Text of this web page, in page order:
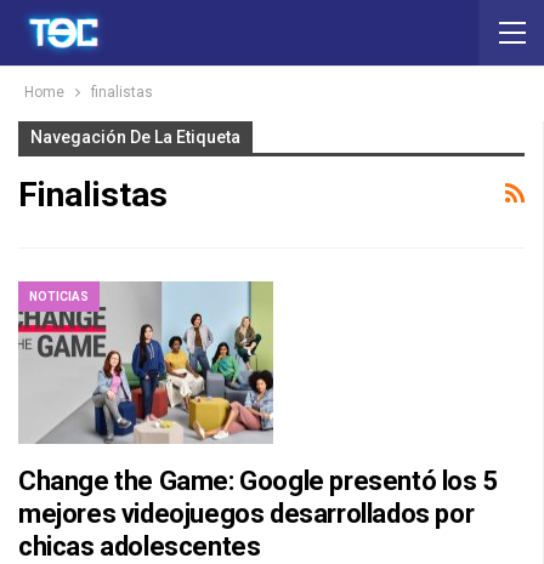
Home finalistas
Navegación De La Etiqueta
Finalistas
NOTICIAS
Change the Game: Google presentó los 5
mejores videojuegos desarrollados por
chicas adolescentes